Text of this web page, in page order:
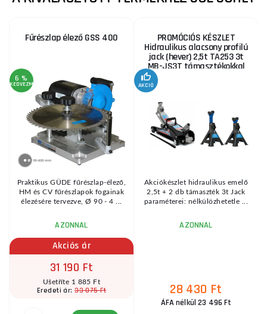
Fűrészlap élező GSS 400
6 %
KEDVEZMÉNY
Praktikus GÜDE fűrészlap-élező,
HM és CV fűrészlapok fogainak
élezésére tervezve, Ø 90 - 4 ...
AZONNAL
Akciós ár
31 190 Ft
Ušetříte 1 885 Ft
Eredeti ár:33 075 Ft
PROMÓCIÓS KÉSZLET
Hidraulikus alacsony profilú
jack (hever) 2,5t TA253 3t
MB-JS3T támasztékokkal
AKCIÓ
Akciókészlet hidraulikus emelő
2,5t + 2 db támaszték 3t Jack
paraméterei: nélkülözhetetle ...
AZONNAL
28 430 Ft
ÁFA nélkül 23 496 Ft